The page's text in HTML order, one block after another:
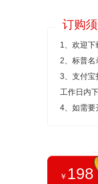
订购
1、欢迎下
2、标普名
3、支付宝
工作日内
4、如需要
￥ 198